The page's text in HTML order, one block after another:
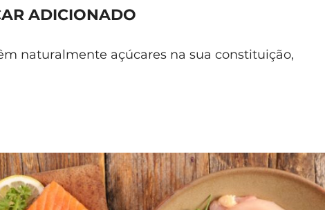
ADICIONADO
naturalmente açúcares na sua constituição,